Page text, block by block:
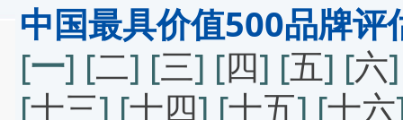
中国最具价值500品牌评
[一] [二] [三] [四] [五] [六
[十三] [十四] [十五] [十六